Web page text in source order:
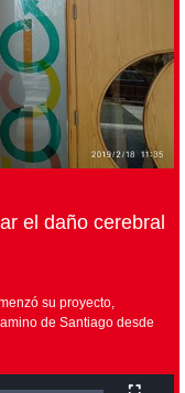
el daño cerebral
su proyecto,
de Santiago desde